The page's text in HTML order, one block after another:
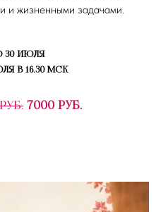
и жизненными задачами.
30 июля
в 16.30 мск
7000 руб.